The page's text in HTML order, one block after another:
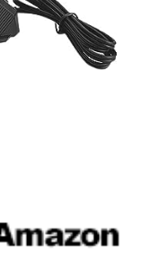
pour éliminer les
et stable dans